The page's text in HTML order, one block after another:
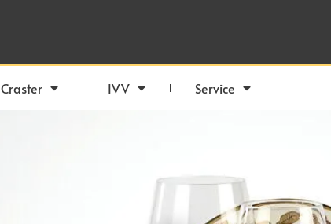
Craster IVV Service